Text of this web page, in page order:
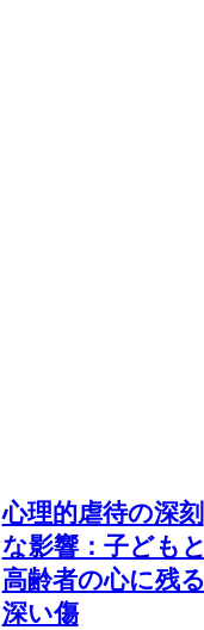
心理的虐待の深刻
な影響：子どもと
高齢者の心に残る
深い傷